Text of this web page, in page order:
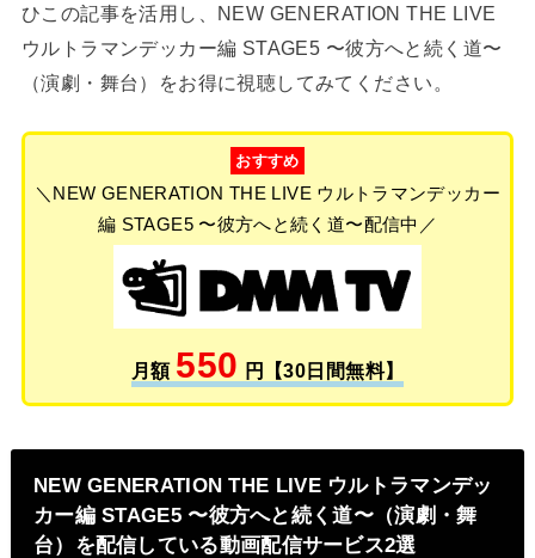
ひこの記事を活用し、NEW GENERATION THE LIVE
ウルトラマンデッカー編 STAGE5 〜彼方へと続く道〜
（演劇・舞台）をお得に視聴してみてください。
おすすめ
＼NEW GENERATION THE LIVE ウルトラマンデッカー
編 STAGE5 〜彼方へと続く道〜配信中／
月額 550 円【30日間無料】
NEW GENERATION THE LIVE ウルトラマンデッ
カー編 STAGE5 〜彼方へと続く道〜（演劇・舞
台）を配信している動画配信サービス2選